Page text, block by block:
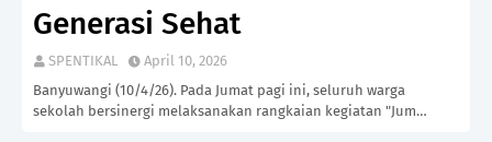
Generasi Sehat
SPENTIKAL
April 10, 2026
Banyuwangi (10/4/26). Pada Jumat pagi ini, seluruh warga
sekolah bersinergi melaksanakan rangkaian kegiatan "Jum…